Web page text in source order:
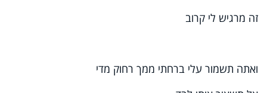
זה מרגיש לי קרוב
ואתה תשמור עלי ברחתי ממך רחוק מדי